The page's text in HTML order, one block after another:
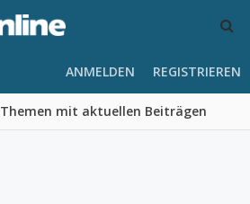
Themen mit aktuellen Beiträgen
ANMELDEN REGISTRIEREN